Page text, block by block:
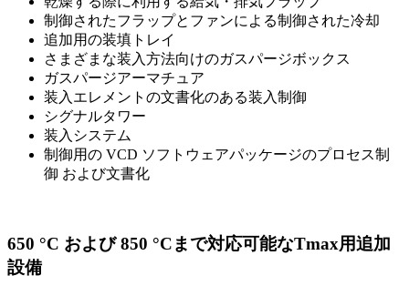
制御されたフラップとファンによる制御された冷却
追加用の装填トレイ
さまざまな装入方法向けのガスパージボックス
ガスパージアーマチュア
装入エレメントの文書化のある装入制御
シグナルタワー
装入システム
制御用の VCD ソフトウェアパッケージのプロセス制
御 および文書化
650 °C および 850 °Cまで対応可能なTmax用追加
設備